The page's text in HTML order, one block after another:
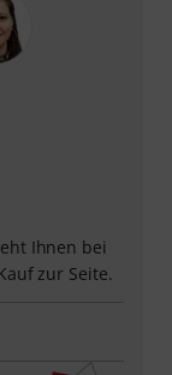
Ihnen bei
zur Seite.